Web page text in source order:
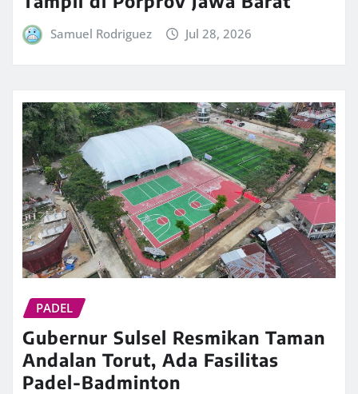
Samuel Rodriguez Jul 28, 2026
PADEL
Gubernur Sulsel Resmikan Taman
Andalan Torut, Ada Fasilitas
Padel-Badminton